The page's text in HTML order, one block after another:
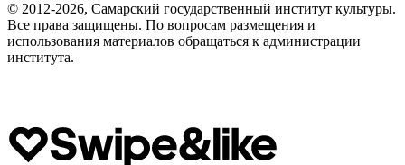
© 2012-2026, Самарский государственный институт культуры.
Все права защищены. По вопросам размещения и
использования материалов обращаться к администрации
института.